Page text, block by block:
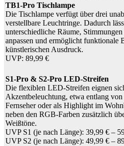
TB1-Pro Tischlampe
Die Tischlampe verfügt über drei
verstellbare Leuchtringe. Dadurch
unterschiedliche Räume,
anpassen und ermöglicht funktionale
künstlerischen Ausdruck.
UVP: 89,99 €
S1-Pro & S2-Pro LED-Streifen
Die flexiblen LED-Streifen eignen
Akzentbeleuchtung, etwa entlang
Fernseher oder als Highlight im
neben den RGB-Farben zusätzlich
Weißtöne.
UVP S1 (je nach Länge): 39,99 € –
UVP S2 (je nach Länge): 49,99 € –